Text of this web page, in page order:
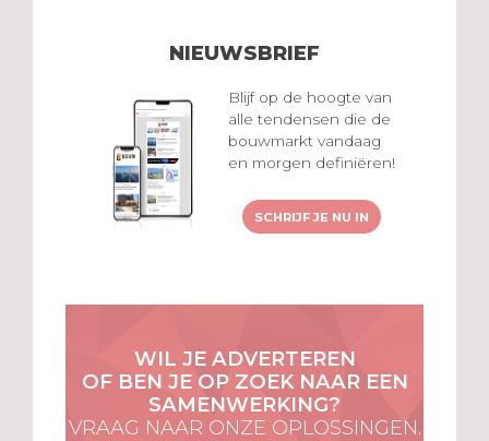
NIEUWSBRIEF
Blijf op de hoogte van
alle tendensen die de
bouwmarkt vandaag
en morgen definiëren!
SCHRIJF JE NU IN
WIL JE ADVERTEREN
OF BEN JE OP ZOEK NAAR EEN
SAMENWERKING?
VRAAG NAAR ONZE OPLOSSINGEN.